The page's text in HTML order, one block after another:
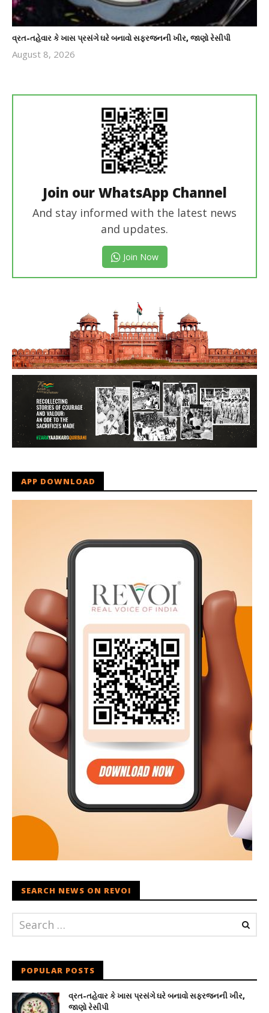
વ્રત-તહેવાર કે ખાસ પ્રસંગે ઘરે બનાવો સફરજનની ખીર, જાણો રેસીપી
August 8, 2026
Join our WhatsApp Channel
And stay informed with the latest news
and updates.
Join Now
APP DOWNLOAD
SEARCH NEWS ON REVOI
POPULAR POSTS
વ્રત-તહેવાર કે ખાસ પ્રસંગે ઘરે બનાવો સફરજનની ખીર,
જાણો રેસીપી